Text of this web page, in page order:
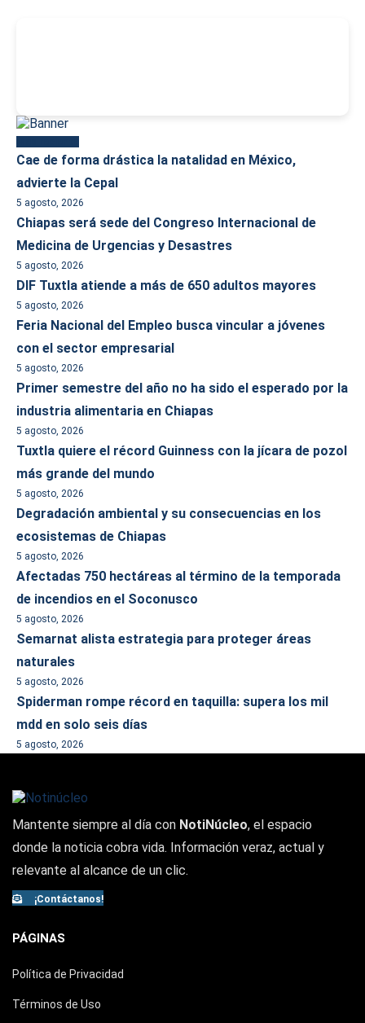
Cae de forma drástica la natalidad en México,
advierte la Cepal
5 agosto, 2026
Chiapas será sede del Congreso Internacional de
Medicina de Urgencias y Desastres
5 agosto, 2026
DIF Tuxtla atiende a más de 650 adultos mayores
5 agosto, 2026
Feria Nacional del Empleo busca vincular a jóvenes
con el sector empresarial
5 agosto, 2026
Primer semestre del año no ha sido el esperado por la
industria alimentaria en Chiapas
5 agosto, 2026
Tuxtla quiere el récord Guinness con la jícara de pozol
más grande del mundo
5 agosto, 2026
Degradación ambiental y su consecuencias en los
ecosistemas de Chiapas
5 agosto, 2026
Afectadas 750 hectáreas al término de la temporada
de incendios en el Soconusco
5 agosto, 2026
Semarnat alista estrategia para proteger áreas
naturales
5 agosto, 2026
Spiderman rompe récord en taquilla: supera los mil
mdd en solo seis días
5 agosto, 2026
Mantente siempre al día con NotiNúcleo, el espacio
donde la noticia cobra vida. Información veraz, actual y
relevante al alcance de un clic.
¡Contáctanos!
PÁGINAS
Política de Privacidad
Términos de Uso